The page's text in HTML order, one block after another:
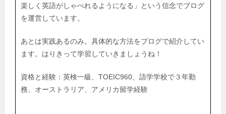
楽しく英語がしゃべれるようになる」という信念でブログ
を運営しています。
あとは実践あるのみ。具体的な方法をブログで紹介してい
ます。はりきって学習していきましょうね！
資格と経験：英検一級、TOEIC960、語学学校で３年勤
務、オーストラリア、アメリカ留学経験